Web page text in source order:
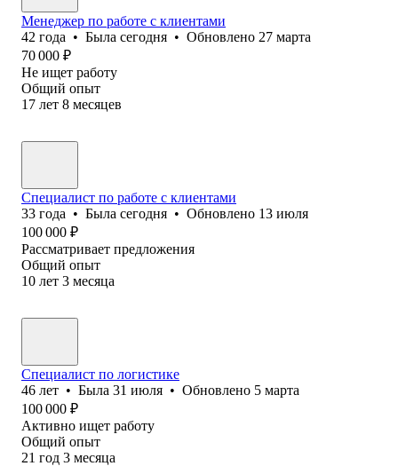
Менеджер по работе с клиентами
42 года • Была сегодня • Обновлено 27 марта
70 000 ₽
Не ищет работу
Общий опыт
17 лет 8 месяцев
Специалист по работе с клиентами
33 года • Была сегодня • Обновлено 13 июля
100 000 ₽
Рассматривает предложения
Общий опыт
10 лет 3 месяца
Специалист по логистике
46 лет • Была 31 июля • Обновлено 5 марта
100 000 ₽
Активно ищет работу
Общий опыт
21 год 3 месяца